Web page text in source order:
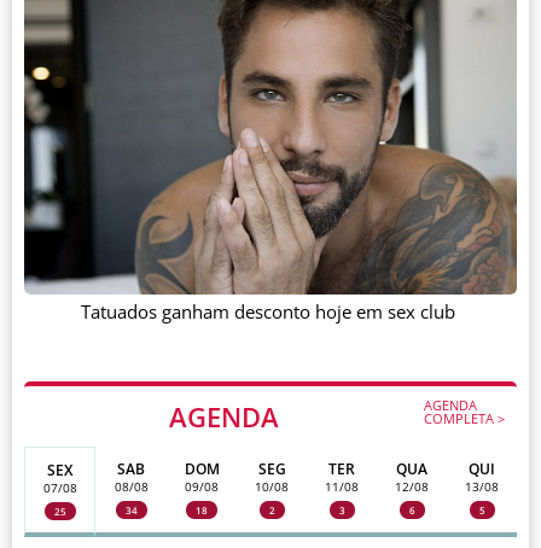
Tatuados ganham desconto hoje em sex club
AGENDA AGENDA
COMPLETA >
SEX
07/08
25
SAB
08/08
34
DOM
09/08
18
SEG
10/08
2
TER
11/08
3
QUA
12/08
6
QUI
13/08
5